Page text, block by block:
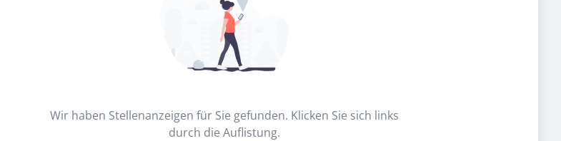
Wir haben Stellenanzeigen für Sie gefunden. Klicken Sie sich links
durch die Auflistung.